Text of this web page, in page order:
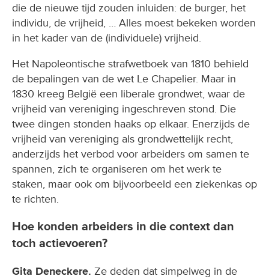
die de nieuwe tijd zouden inluiden: de burger, het
individu, de vrijheid, … Alles moest bekeken worden
in het kader van de (individuele) vrijheid.
Het Napoleontische strafwetboek van 1810 behield
de bepalingen van de wet Le Chapelier. Maar in
1830 kreeg België een liberale grondwet, waar de
vrijheid van vereniging ingeschreven stond. Die
twee dingen stonden haaks op elkaar. Enerzijds de
vrijheid van vereniging als grondwettelijk recht,
anderzijds het verbod voor arbeiders om samen te
spannen, zich te organiseren om het werk te
staken, maar ook om bijvoorbeeld een ziekenkas op
te richten.
Hoe konden arbeiders in die context dan
toch actievoeren?
Gita Deneckere. Ze deden dat simpelweg in de